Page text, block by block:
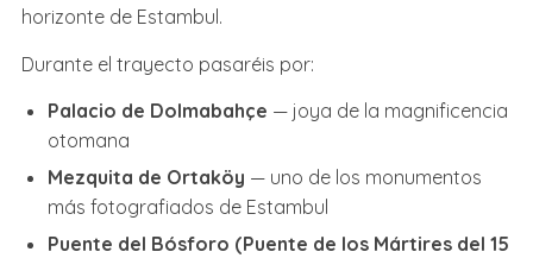
horizonte de Estambul.
Durante el trayecto pasaréis por:
Palacio de Dolmabahçe — joya de la magnificencia
otomana
Mezquita de Ortaköy — uno de los monumentos
más fotografiados de Estambul
Puente del Bósforo (Puente de los Mártires del 15